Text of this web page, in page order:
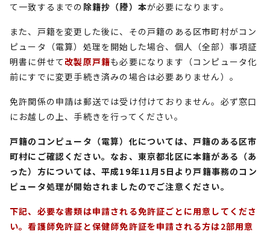
て一致するまでの 除籍抄（謄）本が必要になります。
また、戸籍を変更した後に、その戸籍のある区市町村がコン
ピュータ（電算）処理を開始した場合、個人（全部）事項証
明書に併せて 改製原戸籍も必要になります（コンピュータ化
前にすでに変更手続き済みの場合は必要ありません）。
免許関係の申請は郵送では受け付けておりません。必ず窓口
にお越しの上、手続きを行ってください。
戸籍のコンピュータ（電算）化については、戸籍のある区市
町村にご確認ください。なお、東京都北区に本籍がある（あ
った）方については、平成19年11月5日より戸籍事務のコン
ピュータ処理が開始されましたのでご注意ください。
下記、必要な書類は申請される免許証ごとに用意してくださ
い。看護師免許証と保健師免許証を申請される方は2部用意